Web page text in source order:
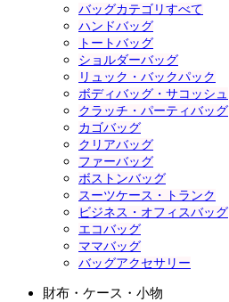
バッグカテゴリすべて
ハンドバッグ
トートバッグ
ショルダーバッグ
リュック・バックパック
ボディバッグ・サコッシュ
クラッチ・パーティバッグ
カゴバッグ
クリアバッグ
ファーバッグ
ボストンバッグ
スーツケース・トランク
ビジネス・オフィスバッグ
エコバッグ
ママバッグ
バッグアクセサリー
財布・ケース・小物